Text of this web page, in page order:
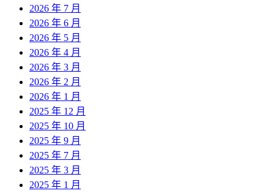
2026 年 7 月
2026 年 6 月
2026 年 5 月
2026 年 4 月
2026 年 3 月
2026 年 2 月
2026 年 1 月
2025 年 12 月
2025 年 10 月
2025 年 9 月
2025 年 7 月
2025 年 3 月
2025 年 1 月